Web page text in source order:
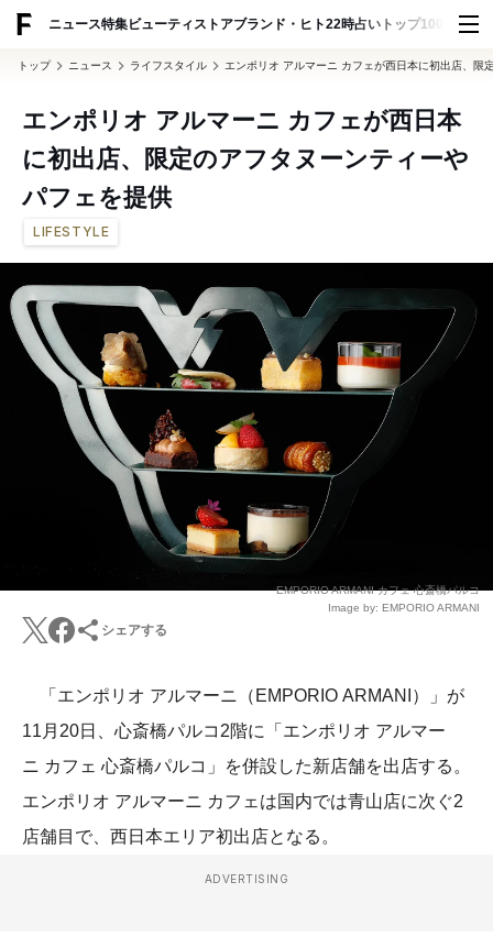
ニュース特集ビューティ ストアブランド・ヒト22時占い トップ100 スナッ
トップ ニュース ライフスタイル エンポリオ アルマーニ カフェが西日本に初出店、限
エンポリオ アルマーニ カフェが西日本
に初出店、限定のアフタヌーンティーや
パフェを提供
LIFESTYLE
EMPORIO ARMANI カフェ 心斎橋パルコ
Image by: EMPORIO ARMANI
シェアする
「エンポリオ アルマーニ（EMPORIO ARMANI）」が
11月20日、心斎橋パルコ2階に「エンポリオ アルマー
ニ カフェ 心斎橋パルコ」を併設した新店舗を出店する。
エンポリオ アルマーニ カフェは国内では青山店に次ぐ2
店舗目で、西日本エリア初出店となる。
ADVERTISING